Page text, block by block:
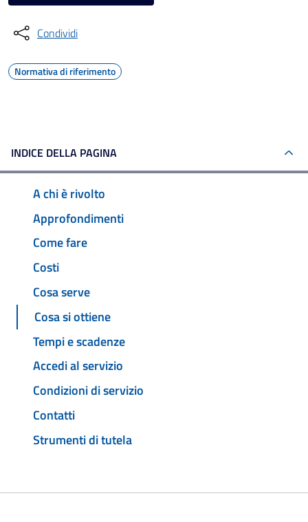
Condividi
Normativa di riferimento
INDICE DELLA PAGINA
A chi è rivolto
Approfondimenti
Come fare
Costi
Cosa serve
Cosa si ottiene
Tempi e scadenze
Accedi al servizio
Condizioni di servizio
Contatti
Strumenti di tutela